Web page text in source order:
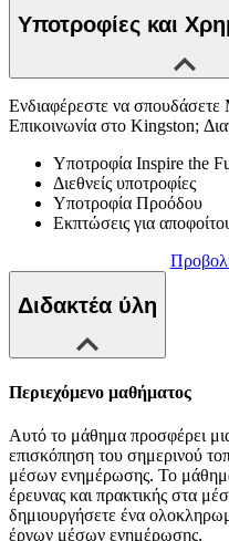
Υποτροφίες και
Ενδιαφέρεστε να
Επικοινωνία στο Kingston;
Υποτροφία Inspire the
Διεθνείς υποτροφίες
Υποτροφία Προόδου
Εκπτώσεις για
Διδακτέα ύλη
Περιεχόμενο μαθήματος
Αυτό το μάθημα προσφέρει
επισκόπηση του σημερινού
μέσων ενημέρωσης. Το
έρευνας και πρακτικής στα
δημιουργήσετε ένα
έργων μέσων ενημέρωσης.